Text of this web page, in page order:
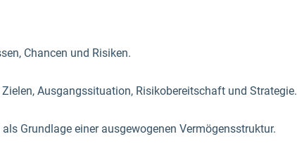
Chancen und Risiken.
Ausgangssituation, Risikobereitschaft und Strategie.
Grundlage einer ausgewogenen Vermögensstruktur.